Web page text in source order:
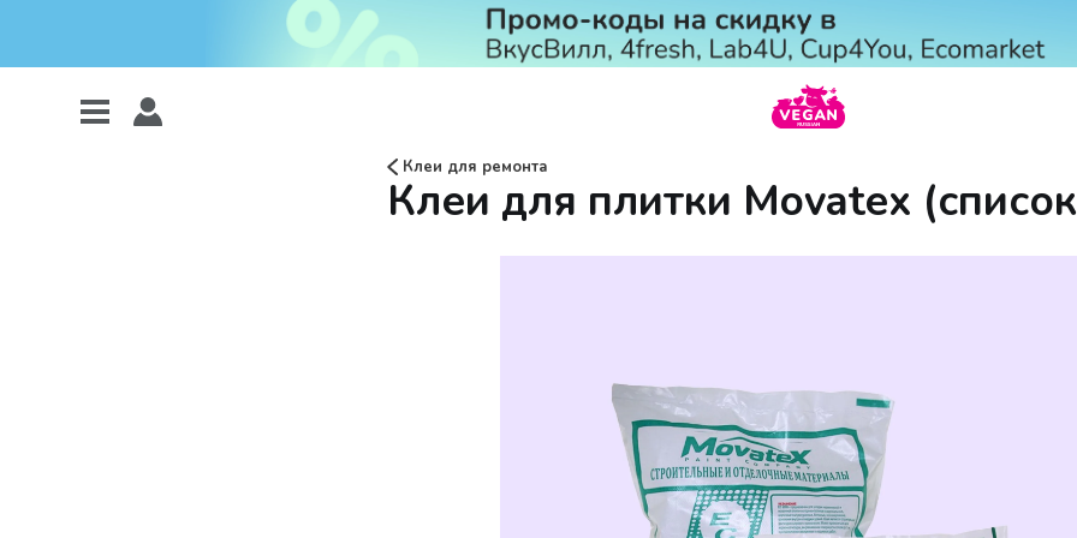
Клеи для ремонта
Клеи для плитки Movatex